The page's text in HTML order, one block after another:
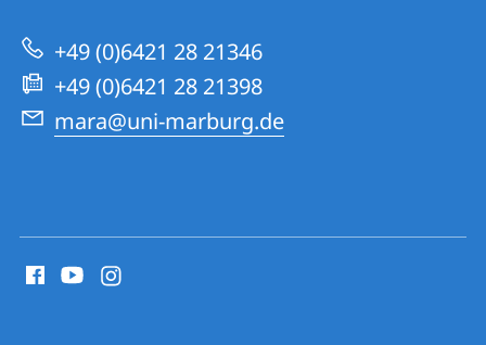
zur
Website
Academy
+49 (0)6421 28 21346
+49 (0)6421 28 21398
mara@uni-marburg.de
Media